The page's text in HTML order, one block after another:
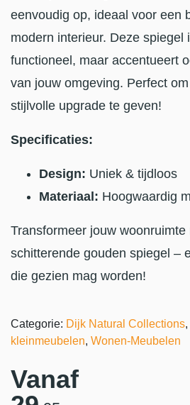
eenvoudig op, ideaal voor een
modern interieur. Deze spiegel
functioneel, maar accentueert
van jouw omgeving. Perfect
stijlvolle upgrade te geven!
Specificaties:
Design: Uniek & tijdloos
Materiaal: Hoogwaardig
Transformeer jouw woonruimte
schitterende gouden spiegel –
die gezien mag worden!
Categorie: Dijk Natural Collections,
kleinmeubelen, Wonen-Meubelen
Vanaf